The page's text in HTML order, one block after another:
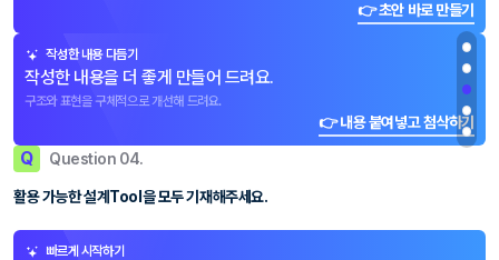
👉 초안 바로 만들기
작성한 내용 다듬기
작성한 내용을 더 좋게 만들어 드려요.
구조와 표현을 구체적으로 개선해 드려요.
👉 내용 붙여넣고 첨삭하기
Q Question 04.
활용 가능한 설계Tool을 모두 기재해주세요.
빠르게 시작하기